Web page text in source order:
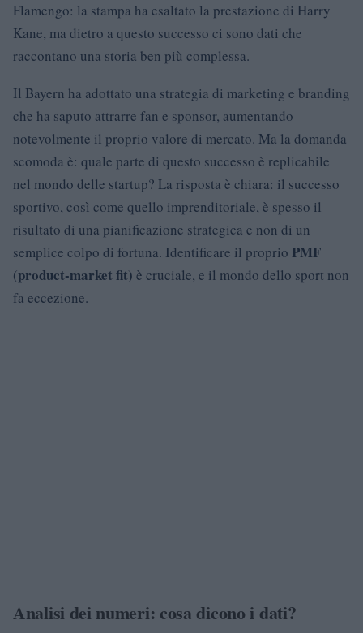
Flamengo: la stampa ha esaltato la prestazione di Harry
Kane, ma dietro a questo successo ci sono dati che
raccontano una storia ben più complessa.
Il Bayern ha adottato una strategia di marketing e branding
che ha saputo attrarre fan e sponsor, aumentando
notevolmente il proprio valore di mercato. Ma la domanda
scomoda è: quale parte di questo successo è replicabile
nel mondo delle startup? La risposta è chiara: il successo
sportivo, così come quello imprenditoriale, è spesso il
risultato di una pianificazione strategica e non di un
semplice colpo di fortuna. Identificare il proprio PMF
(product-market fit) è cruciale, e il mondo dello sport non
fa eccezione.
Analisi dei numeri: cosa dicono i dati?